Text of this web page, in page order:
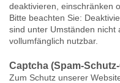
deaktivieren, einschränken
Bitte beachten Sie:
sind unter Umständen nicht
vollumfänglich nutzbar.
Captcha (Spam-
Zum Schutz unserer